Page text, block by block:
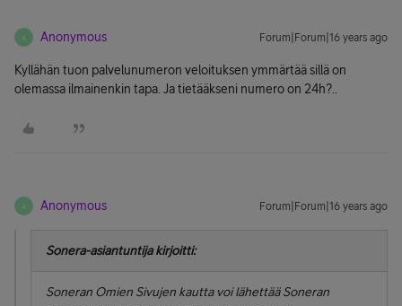
A Anonymous Forum|Forum|16 years ago
Kyllähän tuon palvelunumeron veloituksen ymmärtää sillä on
olemassa ilmainenkin tapa. Ja tietääkseni numero on 24h?..
A Anonymous Forum|Forum|16 years ago
Sonera-asiantuntija kirjoitti:
Soneran Omien Sivujen kautta voi lähettää Soneran